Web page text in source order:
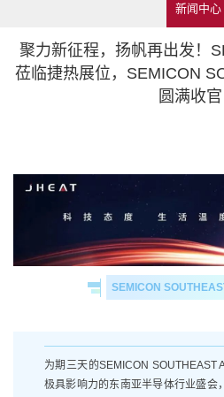
新闻中心
聚力新征程，扬帆再出发！
莅临捷热展位，SEMICON
圆满收官
SEMICON
为期三天的SEMICON SOUTHEAST
极具影响力的东南亚半导体行业盛会